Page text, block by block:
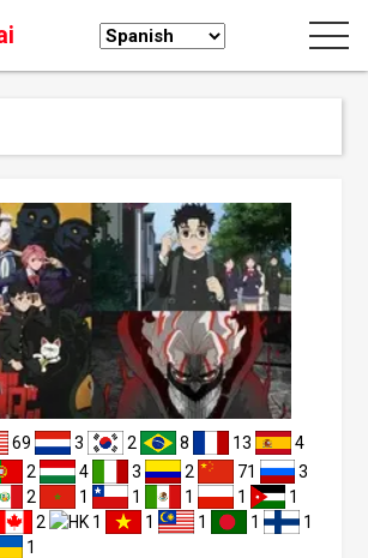
69 3 2 8 13
4
2 4 3 2 71
3
2 1 1 1 1
1
2 1 1 1 1
1
1